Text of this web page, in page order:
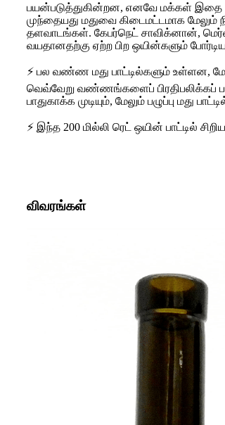
பயன்படுத்துகின்றன, எனவே மக்கள் இதை
முந்தையது மதுவை கிடைமட்டமாக மேலும்
தளவாடங்கள். கேபர்நெட் சாவிக்னான்,
வயதானதற்கு ஏற்ற பிற ஒயின்களும்
⚡ பல வண்ண மது பாட்டில்களும் உள்ளன,
வெவ்வேறு வண்ணங்களைப் பிரதிபலிக்கப்
பாதுகாக்க முடியும், மேலும் பழுப்பு மது
⚡ இந்த 200 மில்லி ரெட் ஒயின் பாட்டில்
விவரங்கள்